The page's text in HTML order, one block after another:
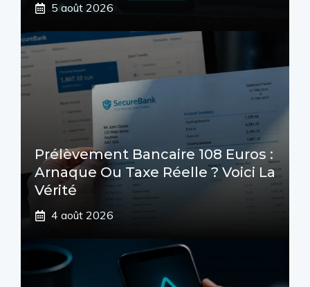
5 août 2026
Prélèvement Bancaire 108 Euros :
Arnaque Ou Taxe Réelle ? Voici La
Vérité
4 août 2026